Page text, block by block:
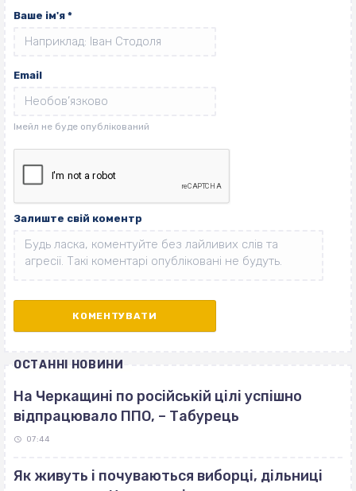
Ваше ім'я *
Email
Залиште свій коментр
ОСТАННІ НОВИНИ
На Черкащині по російській цілі успішно
відпрацювало ППО, – Табурець
07:44
Як живуть і почуваються виборці, дільниці